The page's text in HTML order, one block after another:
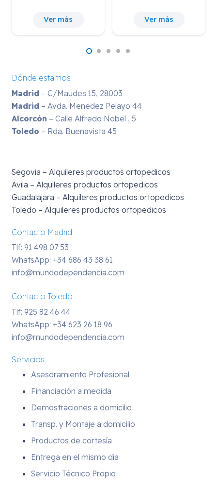
Ver más Ver más
Dónde estamos
Madrid – C/Maudes 15, 28003
Madrid – Avda. Menedez Pelayo 44
Alcorcón – Calle Alfredo Nobel , 5
Toledo – Rda. Buenavista 45
Segovia – Alquileres productos ortopedicos
Avila – Alquileres productos ortopedicos
Guadalajara – Alquileres productos ortopedicos
Toledo – Alquileres productos ortopedicos
Contacto Madrid
Tlf: 91 498 07 53
WhatsApp: +34 686 43 38 61
info@mundodependencia.com
Contacto Toledo
Tlf: 925 82 46 44
WhatsApp: +34 623 26 18 96
info@mundodependencia.com
Servicios
Asesoramiento Profesional
Financiación a medida
Demostraciones a domicilio
Transp. y Montaje a domicilio
Productos de cortesía
Entrega en el mismo día
Servicio Técnico Propio